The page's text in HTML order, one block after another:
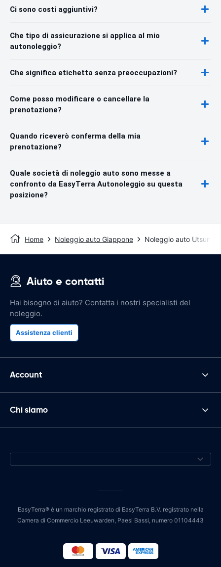
Ci sono costi aggiuntivi?
Che tipo di assicurazione si applica al mio
autonoleggio?
Che significa etichetta senza preoccupazioni?
Come posso modificare o cancellare la
prenotazione?
Quando riceverò conferma della mia
prenotazione?
Quale società di noleggio auto sono messe a
confronto da EasyTerra Autonoleggio su questa
posizione?
Home Noleggio auto Giappone Noleggio auto
Aiuto e contatti
Hai bisogno di aiuto? Contatta i nostri specialisti del
noleggio.
Assistenza clienti
Account
Chi siamo
EasyTerra® è un marchio registrato di EasyTerra B.V. registrato nella
Camera di Commercio Leeuwarden, Paesi Bassi, numero 01104443